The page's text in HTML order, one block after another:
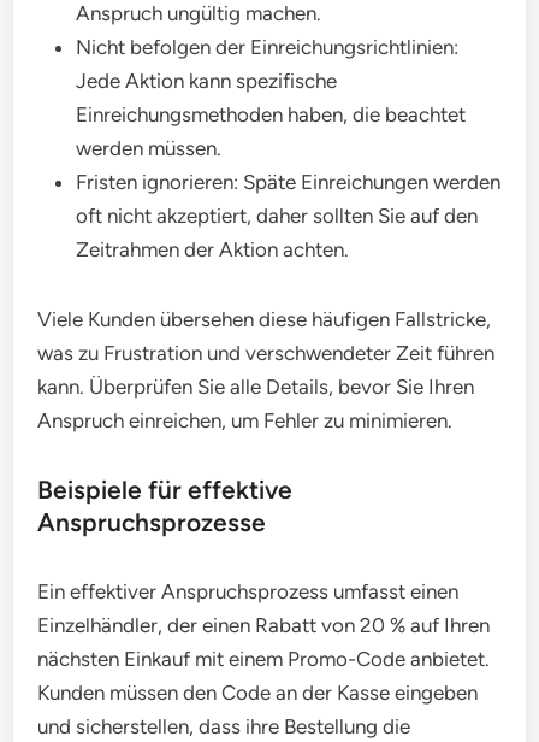
Anspruch ungültig machen.
Nicht befolgen der Einreichungsrichtlinien:
Jede Aktion kann spezifische
Einreichungsmethoden haben, die beachtet
werden müssen.
Fristen ignorieren: Späte Einreichungen werden
oft nicht akzeptiert, daher sollten Sie auf den
Zeitrahmen der Aktion achten.
Viele Kunden übersehen diese häufigen Fallstricke,
was zu Frustration und verschwendeter Zeit führen
kann. Überprüfen Sie alle Details, bevor Sie Ihren
Anspruch einreichen, um Fehler zu minimieren.
Beispiele für effektive
Anspruchsprozesse
Ein effektiver Anspruchsprozess umfasst einen
Einzelhändler, der einen Rabatt von 20 % auf Ihren
nächsten Einkauf mit einem Promo-Code anbietet.
Kunden müssen den Code an der Kasse eingeben
und sicherstellen, dass ihre Bestellung die